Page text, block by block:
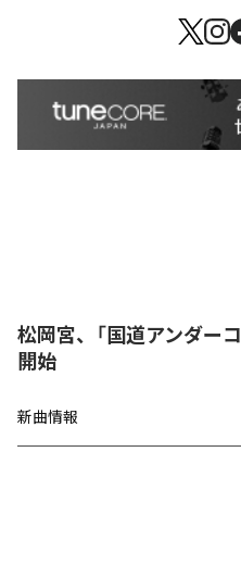
松岡宮、「国道アンダー
開始
新曲情報